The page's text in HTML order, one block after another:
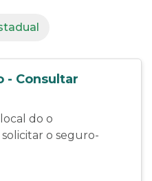
- Consultar
do o
o seguro-